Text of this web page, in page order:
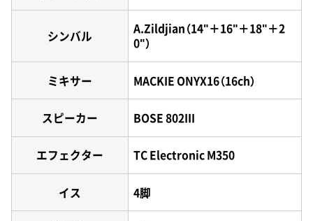
シンバル
A.Zildjian（14"＋16"＋18"＋2
0"）
ミキサー MACKIE ONYX16（16ch）
スピーカー BOSE 802III
エフェクター TC Electronic M350
イス 4脚